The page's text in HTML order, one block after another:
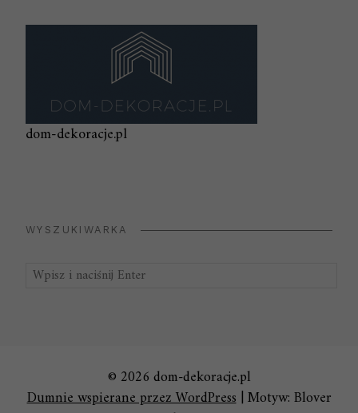
dom-dekoracje.pl
WYSZUKIWARKA
Szukaj:
© 2026 dom-dekoracje.pl
Dumnie wspierane przez WordPress|Motyw: Blover